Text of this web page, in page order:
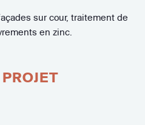
sur cour, traitement de
en zinc.